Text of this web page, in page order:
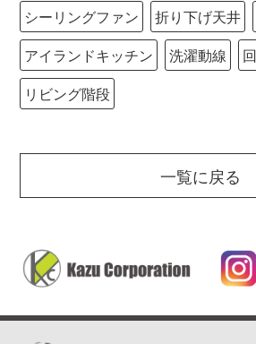
シーリングファン
折り下げ天井
アイランドキッチン
洗濯動線
リビング階段
一覧に戻る